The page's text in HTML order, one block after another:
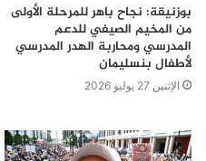
بوزنيقة: نجاح باهر للمرحلة الأولى
من المخيم الصيفي للدعم
المدرسي ومحاربة الهدر المدرسي
لأطفال بنسليمان
الإثنين 27 يوليو 2026